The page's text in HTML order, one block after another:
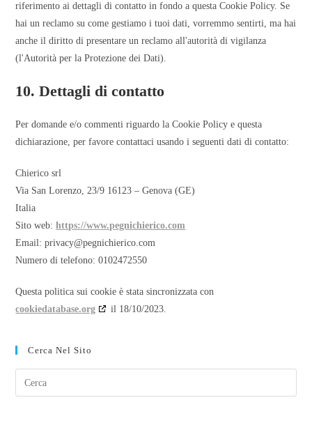
riferimento ai dettagli di contatto in fondo a questa Cookie Policy. Se
hai un reclamo su come gestiamo i tuoi dati, vorremmo sentirti, ma hai
anche il diritto di presentare un reclamo all'autorità di vigilanza
(l'Autorità per la Protezione dei Dati).
10. Dettagli di contatto
Per domande e/o commenti riguardo la Cookie Policy e questa
dichiarazione, per favore contattaci usando i seguenti dati di contatto:
Chierico srl
Via San Lorenzo, 23/9 16123 – Genova (GE)
Italia
Sito web:https://www.pegnichierico.com
Email:privacy@pegnichierico.com
Numero di telefono: 0102472550
Questa politica sui cookie è stata sincronizzata con
cookiedatabase.org
il 18/10/2023.
Cerca Nel Sito